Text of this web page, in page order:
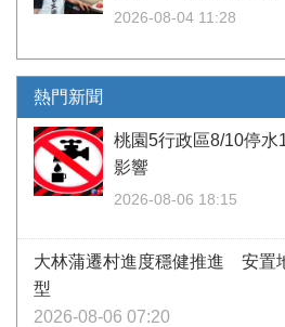
2026-08-04 11:28
熱門新聞
桃園5行政區8/10停
影響
2026-08-06 18:15
大林蒲遷村進度穩健推進 安置
型
2026-08-06 07:20